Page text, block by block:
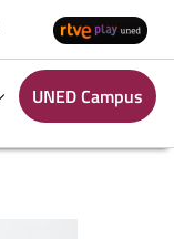
UNED Campus